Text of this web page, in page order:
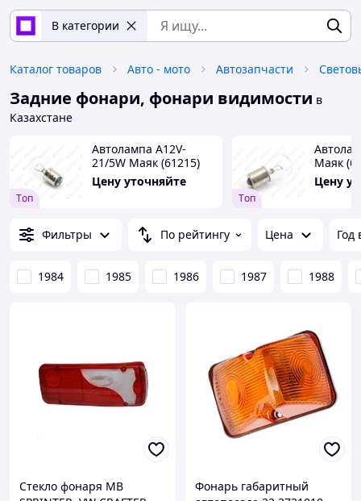
В категории
Каталог товаров Авто - мото Автозапчасти
Задние фонари, фонари видимости в
Казахстане
Tоп
Автолампа А12V-
21/5W Маяк (61215)
(габариты+стоп)
двухконт.(уп.100 шт)
Цену уточняйте
Tоп
Маяк
Цену
Фильтры По рейтингу Цена Год
1984 1985 1986 1987 1988
Стекло фонаря МВ Фонарь габаритный